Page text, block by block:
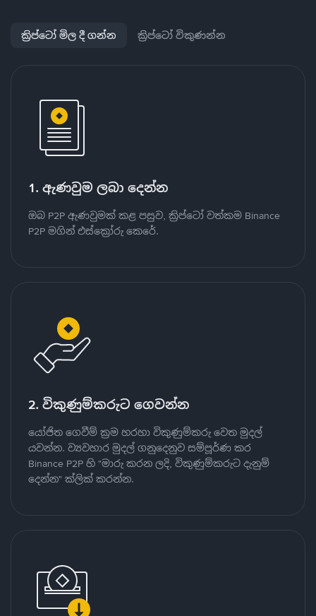
ක්‍රිප්ටෝ මිල දී ගන්න ක්‍රිප්ටෝ විකුණන්න
1. ඇණවුම ලබා දෙන්න
ඔබ P2P ඇණවුමක් කළ පසුව, ක්‍රිප්ටෝ වත්කම Binance
P2P මගින් එස්ක්‍රෝරු කෙරේ.
2. විකුණුම්කරුට ගෙවන්න
යෝජිත ගෙවීම් ක්‍රම හරහා විකුණුම්කරු වෙත මුදල්
යවන්න. ව්‍යවහාර මුදල් ගනුදෙනුව සම්පූර්ණ කර
Binance P2P හි "මාරු කරන ලදි, විකුණුම්කරුට දැනුම්
දෙන්න" ක්ලික් කරන්න.